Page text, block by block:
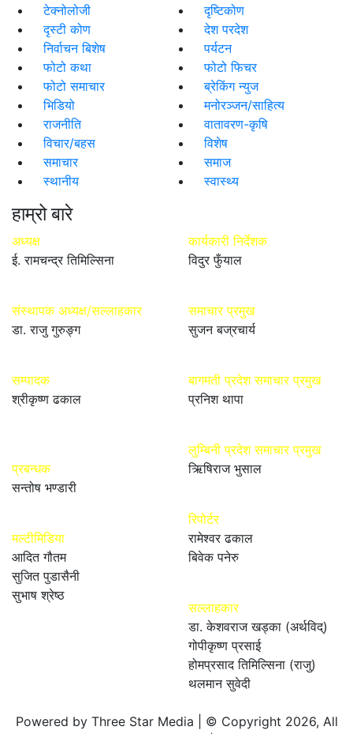
टेक्नोलोजी
दृष्टिकोण
दृस्टी कोण
देश परदेश
निर्वाचन बिशेष
पर्यटन
फोटो कथा
फोटो फिचर
फोटो समाचार
ब्रेकिंग न्युज
भिडियो
मनोरञ्जन/साहित्य
राजनीति
वातावरण-कृषि
विचार/बहस
विशेष
समाचार
समाज
स्थानीय
स्वास्थ्य
हाम्रो बारे
अध्यक्ष
ई. रामचन्द्र तिमिल्सिना
संस्थापक अध्यक्ष/सल्लाहकार
डा. राजु गुरुङ्ग
सम्पादक
श्रीकृष्ण ढकाल
प्रबन्धक
सन्तोष भण्डारी
मल्टीमिडिया
आदित गौतम
सुजित पुडासैनी
सुभाष श्रेष्ठ
कार्यकारी निर्देशक
विदुर फुँयाल
समाचार प्रमुख
सुजन बज्रचार्य
बागमती प्रदेश समाचार प्रमुख
प्रनिश थापा
लुम्बिनी प्रदेश समाचार प्रमुख
ऋिषिराज भुसाल
रिपोर्टर
रामेश्वर ढकाल
बिवेक पनेरु
सल्लाहकार
डा. केशवराज खड्का (अर्थविद्)
गोपीकृष्ण प्रसाई
होमप्रसाद तिमिल्सिना (राजु)
थलमान सुवेदी
Powered by Three Star Media | © Copyright 2026, All